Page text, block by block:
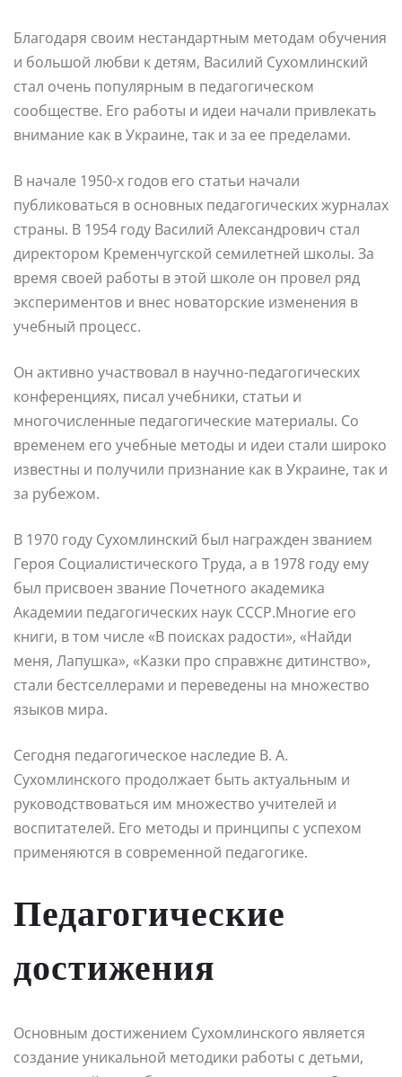
Благодаря своим нестандартным методам обучения
и большой любви к детям, Василий Сухомлинский
стал очень популярным в педагогическом
сообществе. Его работы и идеи начали привлекать
внимание как в Украине, так и за ее пределами.
В начале 1950-х годов его статьи начали
публиковаться в основных педагогических журналах
страны. В 1954 году Василий Александрович стал
директором Кременчугской семилетней школы. За
время своей работы в этой школе он провел ряд
экспериментов и внес новаторские изменения в
учебный процесс.
Он активно участвовал в научно-педагогических
конференциях, писал учебники, статьи и
многочисленные педагогические материалы. Со
временем его учебные методы и идеи стали широко
известны и получили признание как в Украине, так и
за рубежом.
В 1970 году Сухомлинский был награжден званием
Героя Социалистического Труда, а в 1978 году ему
был присвоен звание Почетного академика
Академии педагогических наук СССР.Многие его
книги, в том числе «В поисках радости», «Найди
меня, Лапушка», «Казки про справжнє дитинство»,
стали бестселлерами и переведены на множество
языков мира.
Сегодня педагогическое наследие В. А.
Сухомлинского продолжает быть актуальным и
руководствоваться им множество учителей и
воспитателей. Его методы и принципы с успехом
применяются в современной педагогике.
Педагогические
достижения
Основным достижением Сухомлинского является
создание уникальной методики работы с детьми,